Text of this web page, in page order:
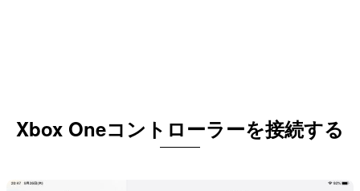
Xbox Oneコントローラーを接続する